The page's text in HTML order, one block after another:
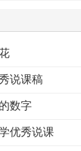
说课稿
数字
优秀说课